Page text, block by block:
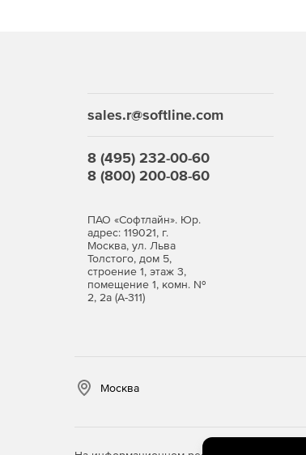
sales.r@softline.com
8 (495) 232-00-60
8 (800) 200-08-60
ПАО «Софтлайн». Юр.
адрес: 119021, г.
Москва, ул. Льва
Толстого, дом 5,
строение 1, этаж 3,
помещение 1, комн. №
2, 2а (А-311)
Москва